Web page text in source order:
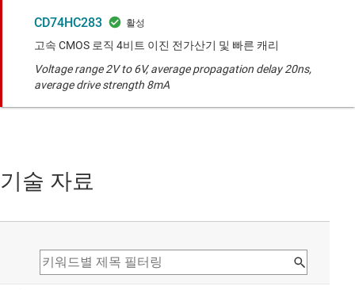
CD74HC283
고속 CMOS 로직 4비트 이진 전가산기 및 빠른 캐리
Voltage range 2V to 6V, average propagation delay 20ns,
average drive strength 8mA
기술 자료